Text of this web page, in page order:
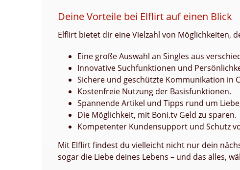
Deine Vorteile bei Elflirt auf einen Blick
Elflirt bietet dir eine Vielzahl von Möglichkeiten,
Eine große Auswahl an Singles aus
Innovative Suchfunktionen und
Sichere und geschützte Kommunikation in
Kostenfreie Nutzung der Basisfunktionen.
Spannende Artikel und Tipps rund um
Die Möglichkeit, mit Boni.tv Geld zu sparen.
Kompetenter Kundensupport und Schutz
Mit Elflirt findest du vielleicht nicht nur dein
sogar die Liebe deines Lebens – und das alles,